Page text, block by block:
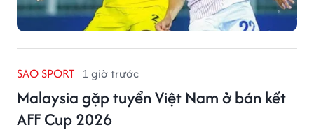
SAO SPORT 1 giờ trước
Malaysia gặp tuyển Việt Nam ở bán kết
AFF Cup 2026